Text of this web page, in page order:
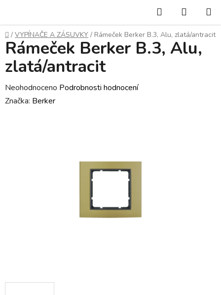
obsah
Hledat
KOŠÍK
Domů
/ VYPÍNAČE A ZÁSUVKY / Rámeček Berker B.3, Alu, zlatá/antracit
Rámeček Berker B.3, Alu,
zlatá/antracit
Průměrné
hodnocení
Neohodnoceno Podrobnosti hodnocení
Značka: Berker